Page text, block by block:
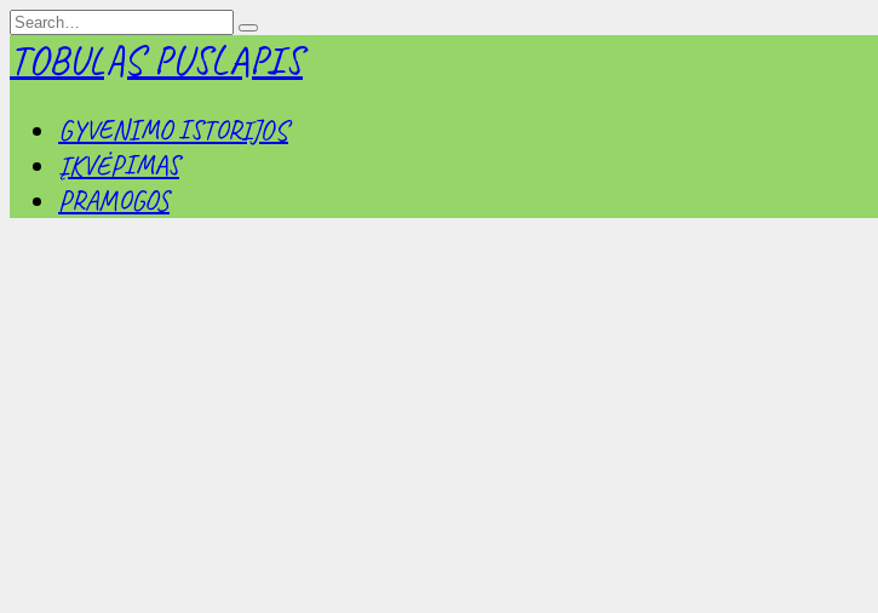
Skip
to
content
Search
for:
TOBULAS PUSLAPIS
GYVENIMO ISTORIJOS
ĮKVĖPIMAS
PRAMOGOS